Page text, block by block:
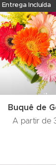
Buquê de
Entrega Incluída
A partir de